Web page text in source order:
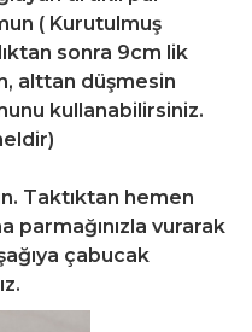
( Kurutulmuş
sonra 9cm lik
alttan düşmesin
kullanabilirsiniz.
Taktıktan hemen
parmağınızla vurarak
çabucak